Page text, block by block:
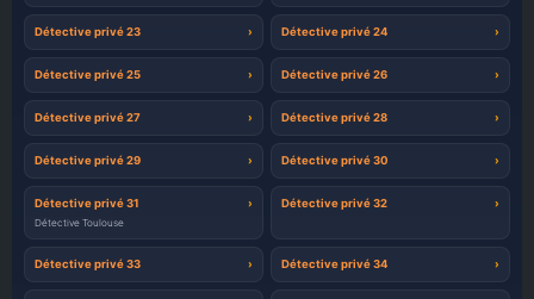
Détective privé 23 Détective privé 24
Détective privé 25 Détective privé 26
Détective privé 27 Détective privé 28
Détective privé 29 Détective privé 30
Détective privé 31
Détective Toulouse
Détective privé 32
Détective privé 33 Détective privé 34